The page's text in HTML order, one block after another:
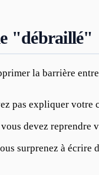
"débraillé"
la barrière
pas expliquer votre
devez reprendre
surprenez à